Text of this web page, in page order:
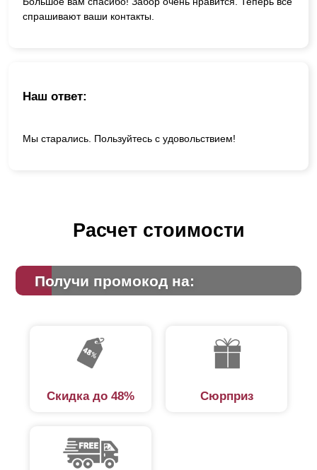
спрашивают ваши контакты.
Наш ответ:
Мы старались. Пользуйтесь с удовольствием!
Расчет стоимости
Получи промокод на:
Скидка до 48% Сюрприз